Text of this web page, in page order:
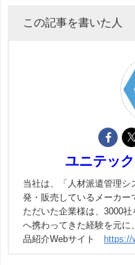
この記事を書いた人
ユニテッ
当社は、「人材派遣管理シ
発・販売しているメーカー
ただいた企業様は、3000
へ携わってきた経験を元に
品紹介Webサイト
https://